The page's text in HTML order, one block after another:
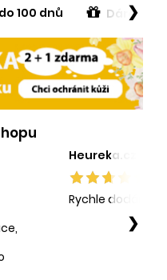
100 dnů Dárek v
❯
Heureka.cz [1.
Rychle dodání
❯